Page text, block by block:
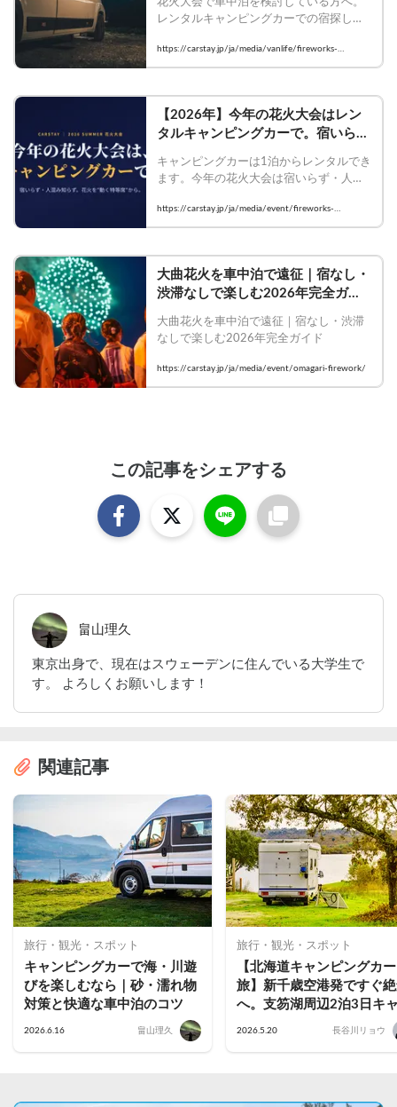
Carstayの情報発信メディア
レンタルキャンピングカーでの宿探しに
コツ、持ち物、注意点、車中泊スポット
の選び方まで、夏のイベントを快適に楽
https://carstay.jp/ja/media/vanlife/fireworks-
shachuhaku-guide/
【2026年】今年の花火大会はレン
タルキャンピングカーで。宿いら
ド | Carstayの情報発信メディア
キャンピングカーは1泊からレンタルでき
ます。今年の花火大会は宿いらず・人混
曲・土浦の日程と空き車両の探し方も。
https://carstay.jp/ja/media/event/fireworks-
campingcar-2026/
大曲花火を車中泊で遠征｜宿なし・
渋滞なしで楽しむ2026年完全ガイ
VANLIFE JAPAN
大曲花火を車中泊で遠征｜宿なし・渋滞
なしで楽しむ2026年完全ガイド
https://carstay.jp/ja/media/event/omagari-firework/
この記事をシェアする
畠山理久
東京出身で、現在はスウェーデンに住んでいる大学生で
す。 よろしくお願いします！
関連記事
旅行・観光・スポット
キャンピングカーで海・川遊
びを楽しむなら｜砂・濡れ物
対策と快適な車中泊のコツ
2026.6.16 畠山理久
旅行・観光・スポット
【北海道キャンピングカー
旅】新千歳空港発ですぐ
へ。支笏湖周辺2泊3日キ
ピングカー旅ガイド
2026.5.20 長谷川リョウ